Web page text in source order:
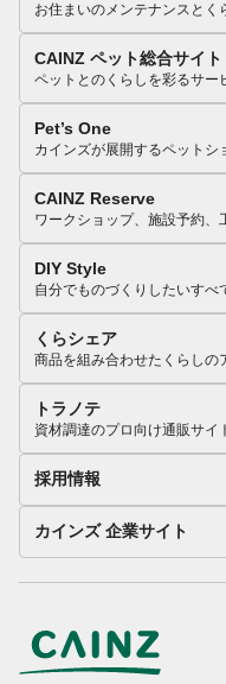
お住まいのメンテナンスとく
CAINZ ペット総合サイト
ペットとのくらしを彩るサー
Pet’s One
カインズが展開するペットシ
CAINZ Reserve
ワークショップ、施設予約、
DIY Style
自分でものづくりしたいすべ
くらシェア
商品を組み合わせたくらしの
トラノテ
資材調達のプロ向け通販サイ
採用情報
カインズ 企業サイト